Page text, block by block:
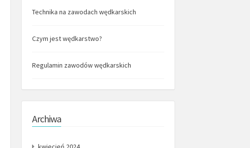
Technika na zawodach wędkarskich
Czym jest wędkarstwo?
Regulamin zawodów wędkarskich
Archiwa